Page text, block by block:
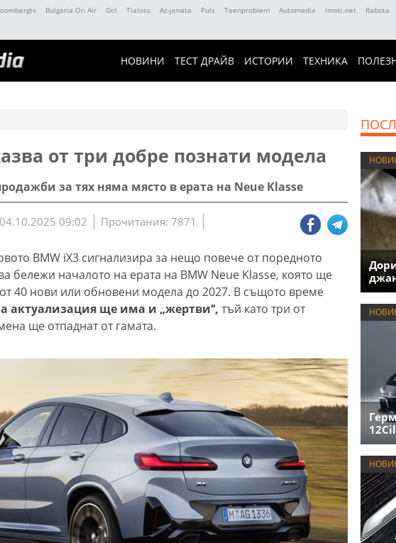
Bulgaria On Air Gol Tialoto Az-jenata Puls Teenproblem Automedia Imoti.net Rabota
НОВИНИ ТЕСТ ДРАЙВ ИСТОРИИ ТЕХНИКА
от три добре познати модела
за тях няма място в ерата на Neue Klasse
04.10.2025 09:02 Прочитания: 7871
BMW iX3 сигнализира за нещо повече от поредното
бележи началото на ерата на BMW Neue Klasse, която ще
40 нови или обновени модела до 2027. В същото време
актуализация ще има и „жертви‘‘, тъй като три от
ще отпаднат от гамата.